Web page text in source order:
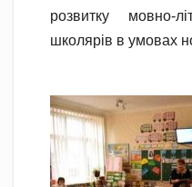
розвитку мовно-
школярів в умовах